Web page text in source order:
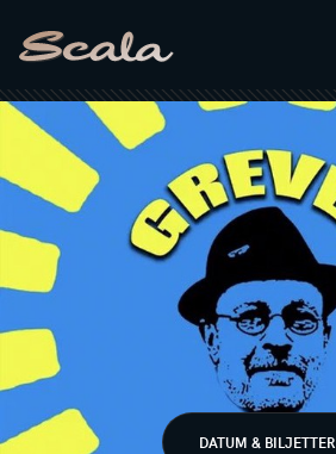
DATUM & BILJETTER